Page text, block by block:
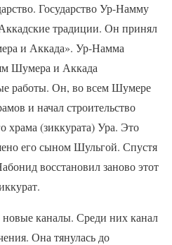
Государство Ур-Намму
традиции. Он принял
и Аккада». Ур-Намма
Шумера и Аккада
работы. Он, во всем Шумере
и начал строительство
храма (зиккурата) Ура. Это
его сыном Шульгой. Спустя
восстановил заново этот
каналы. Среди них канал
Она тянулась до